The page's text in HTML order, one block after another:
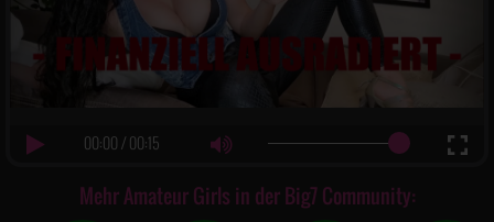
00:00/00:15
Mehr Amateur Girls in der Big7 Community: